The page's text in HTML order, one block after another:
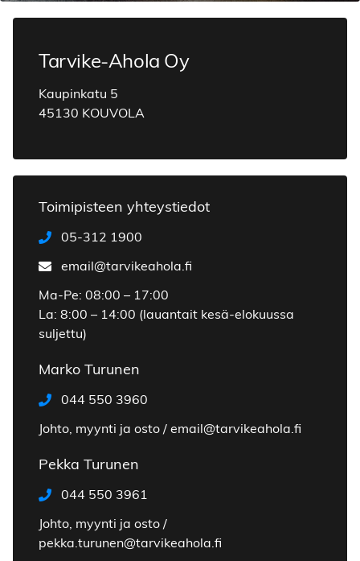
Tarvike-Ahola Oy
Kaupinkatu 5
45130 KOUVOLA
Toimipisteen yhteystiedot
05-312 1900
email@tarvikeahola.fi
Ma-Pe: 08:00 – 17:00
La: 8:00 – 14:00 (lauantait kesä-elokuussa
suljettu)
Marko Turunen
044 550 3960
Johto, myynti ja osto / email@tarvikeahola.fi
Pekka Turunen
044 550 3961
Johto, myynti ja osto /
pekka.turunen@tarvikeahola.fi